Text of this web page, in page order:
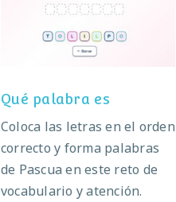
Qué palabra es
Qué palabra es
Coloca las letras en el orden
correcto y forma palabras
de Pascua en este reto de
vocabulario y atención.